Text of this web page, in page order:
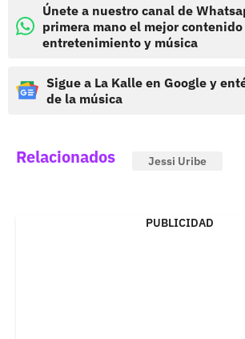
Únete a nuestro canal de
primera mano el mejor contenido
entretenimiento y música
Sigue a La Kalle en Google y
de la música
Relacionados Jessi Uribe
PUBLICIDAD